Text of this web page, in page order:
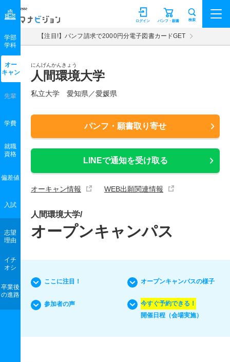
マナビジョン パンフ・願書
ログイン 検索
【注目!】パンフ請求で2000円分電子図書カードGET
にんげんかんきょう
人間環境大学
私立大学 愛知県／愛媛県
パンフ・願書取り寄せ
LINEで通知を受け取る
オーキャン情報 WEB出願関連情報
学部
学科
オー
キャン
先輩
学費
就職
資格
偏差値
入試
志望
理由
イチ
オシ
卒業後
の進路
人間環境大学/
オープンキャンパス
ここに注目！ オープンキャンパスの様子
参加者の声
今すぐ予約できる！
開催日程（会場実施）